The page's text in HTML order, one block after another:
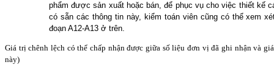
phẩm được sản xuất hoặc bán, để phục vụ cho việc thiết kế
có sẵn các thông tin này, kiểm toán viên cũng có thể xem
đoạn A12-A13 ở trên.
Giá trị chênh lệch có thể chấp nhận được giữa số liệu đơn vị đã ghi nhận và
này)